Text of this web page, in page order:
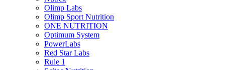
Olimp Labs
Olimp Sport Nutrition
ONE NUTRITION
Optimum System
PowerLabs
Red Star Labs
Rule 1